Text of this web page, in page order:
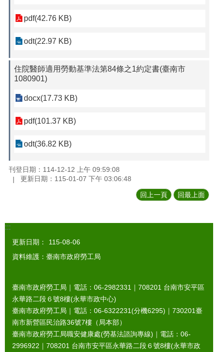
pdf(42.76 KB)
odt(22.97 KB)
住院醫師適用勞動基準法第84條之1約定書(臺南市
1080901)
docx(17.73 KB)
pdf(101.37 KB)
odt(36.82 KB)
刊登日期：114-12-12 上午 09:59:08
更新日期：115-01-07 下午 03:06:48
回上一頁 回最上面
:::
更新日期：
115-08-06
資料維護：臺南市政府勞工局
臺南市政府勞工局｜電話：06-2982331｜ 708201 台南市安平區
永華路二段６號8樓(永華市政中心)
臺南市政府勞工局｜電話：06-6322231(分機6295)｜ 730201臺
南市新營區民治路36號7樓（局本部）
臺南市政府勞工局職安健康處(勞基法諮詢專線)｜電話：06-
2996922｜ 708201 台南市安平區永華路二段６號8樓(永華市政